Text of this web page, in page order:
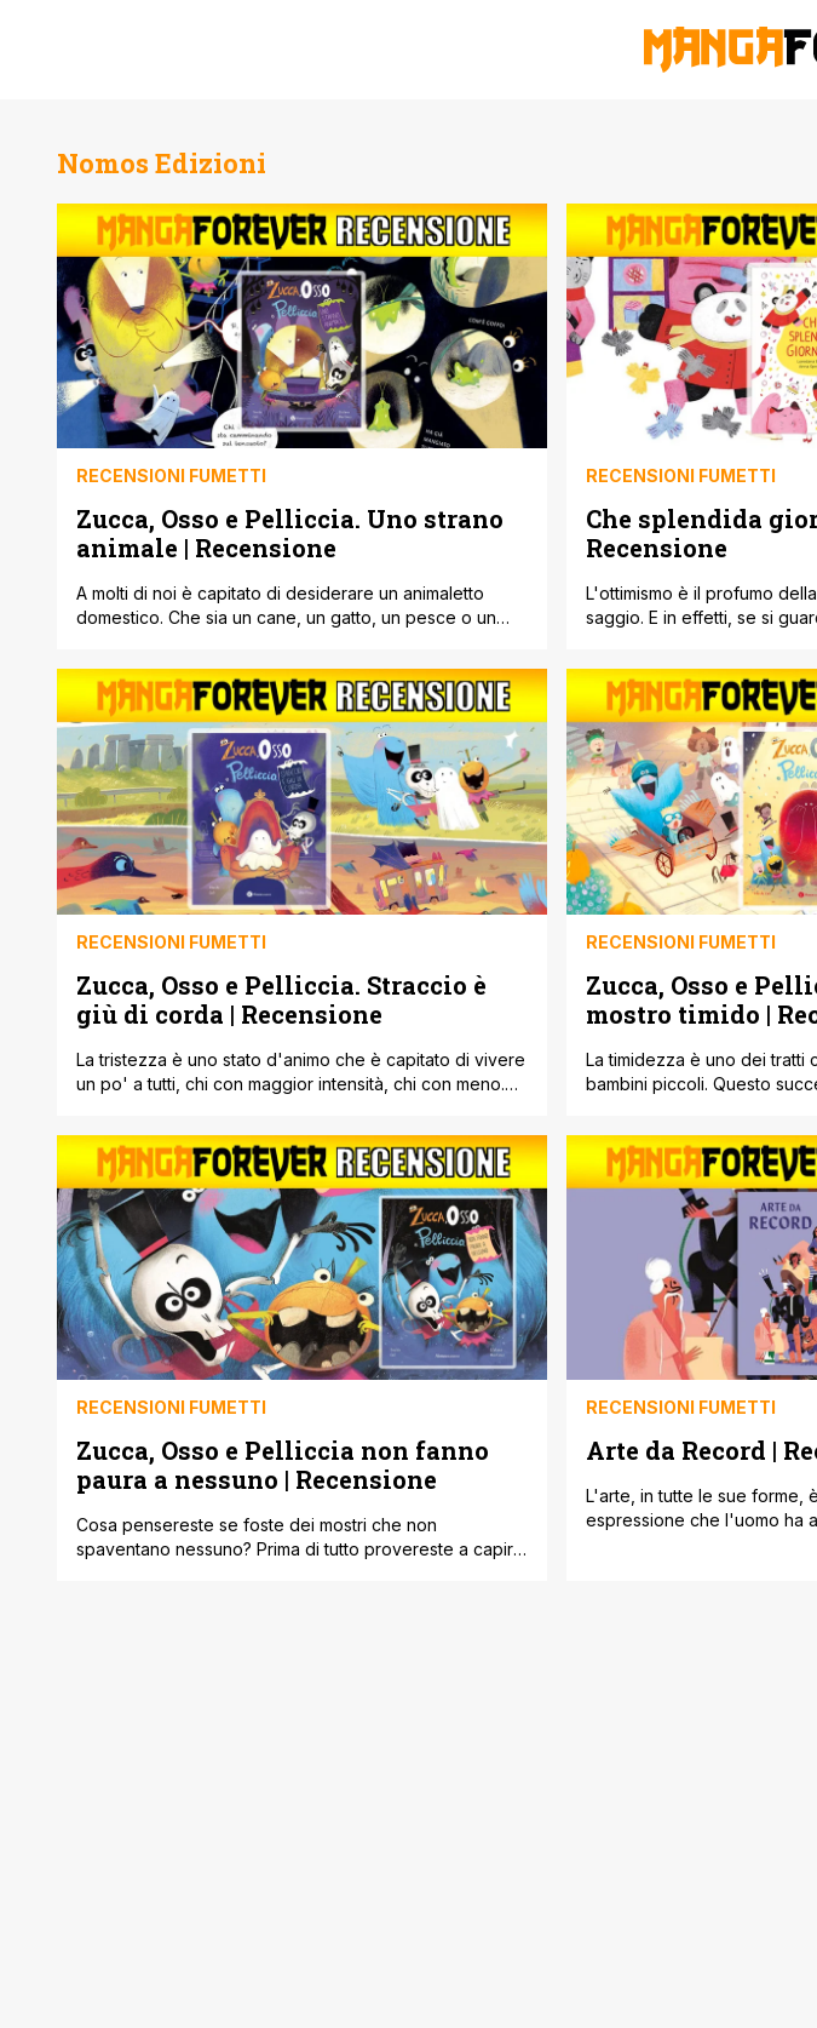
Nomos Edizioni
RECENSIONI FUMETTI
Zucca, Osso e Pelliccia. Uno strano
animale | Recensione
A molti di noi è capitato di desiderare un animaletto
domestico. Che sia un cane, un gatto, un pesce o un
molto forte, e non sempre i genitori sono pronti ad
accontentare questo desiderio. Ma quando succedere,
poi ci si trova di fronte a tutta una serie [']
RECENSIONI FUMETTI
Che splendida
Recensione
L'ottimismo è il profumo
saggio. E in effetti, se si
magari non lo è. Si tratta semplicemente del punto di
vista che cambia tutto.
proprio così. Il libro di [']
RECENSIONI FUMETTI
Zucca, Osso e Pelliccia. Straccio è
giù di corda | Recensione
La tristezza è uno stato d'animo che è capitato di vivere
un po' a tutti, chi con maggior intensità, chi con meno.
trovare nuovi stimoli, qualcosa che ci fa distrarre o ci
piace. In questo, spesso, gli amici sono molto d'aiuto
per riuscire ad superare un [']
RECENSIONI FUMETTI
Zucca, Osso e
mostro timido |
La timidezza è uno dei tratti
bambini piccoli. Questo
sono portati ad essere
non per tutti è così, ma
conosciuto questo aspetto
RECENSIONI FUMETTI
Zucca, Osso e Pelliccia non fanno
paura a nessuno | Recensione
Cosa pensereste se foste dei mostri che non
spaventano nessuno? Prima di tutto provereste a capire
RECENSIONI FUMETTI
Arte da Record |
L'arte, in tutte le sue forme,
espressione che l'uomo ha